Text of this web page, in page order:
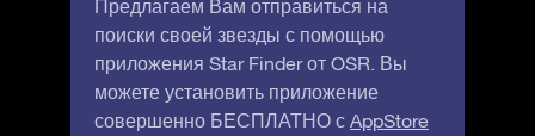
Предлагаем Вам отправиться на
поиски своей звезды с помощью
приложения Star Finder от OSR. Вы
можете установить приложение
совершенно БЕСПЛАТНО с AppStore